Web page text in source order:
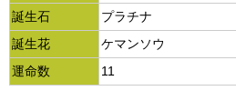
誕生石
プラチナ
誕生花
ケマンソウ
運命数
11